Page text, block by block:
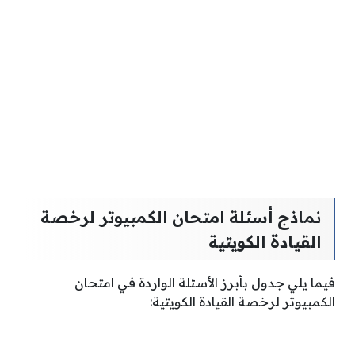
نماذج أسئلة امتحان الكمبيوتر لرخصة
القيادة الكويتية
فيما يلي جدول بأبرز الأسئلة الواردة في امتحان
الكمبيوتر لرخصة القيادة الكويتية: